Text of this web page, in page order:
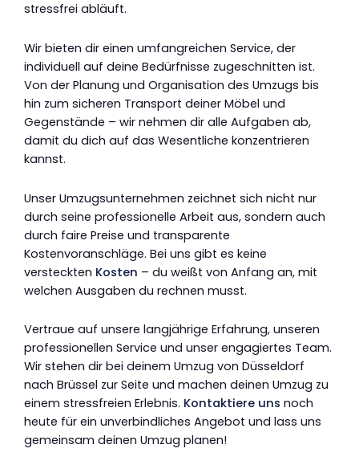
stressfrei abläuft.
Wir bieten dir einen umfangreichen Service, der
individuell auf deine Bedürfnisse zugeschnitten ist.
Von der Planung und Organisation des Umzugs bis
hin zum sicheren Transport deiner Möbel und
Gegenstände – wir nehmen dir alle Aufgaben ab,
damit du dich auf das Wesentliche konzentrieren
kannst.
Unser Umzugsunternehmen zeichnet sich nicht nur
durch seine professionelle Arbeit aus, sondern auch
durch faire Preise und transparente
Kostenvoranschläge. Bei uns gibt es keine
versteckten Kosten – du weißt von Anfang an, mit
welchen Ausgaben du rechnen musst.
Vertraue auf unsere langjährige Erfahrung, unseren
professionellen Service und unser engagiertes Team.
Wir stehen dir bei deinem Umzug von Düsseldorf
nach Brüssel zur Seite und machen deinen Umzug zu
einem stressfreien Erlebnis. Kontaktiere uns noch
heute für ein unverbindliches Angebot und lass uns
gemeinsam deinen Umzug planen!